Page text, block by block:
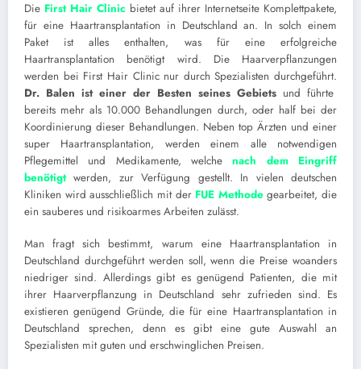
Die First Hair Clinic bietet auf ihrer Internetseite Komplettpakete,
für eine Haartransplantation in Deutschland an. In solch einem
Paket ist alles enthalten, was für eine erfolgreiche
Haartransplantation benötigt wird. Die Haarverpflanzungen
werden bei First Hair Clinic nur durch Spezialisten durchgeführt.
Dr. Balen ist einer der Besten seines Gebiets und führte
bereits mehr als 10.000 Behandlungen durch, oder half bei der
Koordinierung dieser Behandlungen. Neben top Ärzten und einer
super Haartransplantation, werden einem alle notwendigen
Pflegemittel und Medikamente, welchenach dem Eingriff
benötigtwerden, zur Verfügung gestellt. In vielen deutschen
Kliniken wird ausschließlich mit der FUE Methodegearbeitet, die
ein sauberes und risikoarmes Arbeiten zulässt.
Man fragt sich bestimmt, warum eine Haartransplantation in
Deutschland durchgeführt werden soll, wenn die Preise woanders
niedriger sind. Allerdings gibt es genügend Patienten, die mit
ihrer Haarverpflanzung in Deutschland sehr zufrieden sind. Es
existieren genügend Gründe, die für eine Haartransplantation in
Deutschland sprechen, denn es gibt eine gute Auswahl an
Spezialisten mit guten und erschwinglichen Preisen.